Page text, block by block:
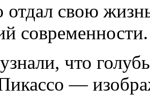
отдал свою
современности.
что
—